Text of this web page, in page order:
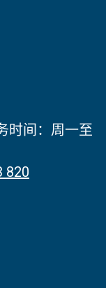
时间‌：周一至
820